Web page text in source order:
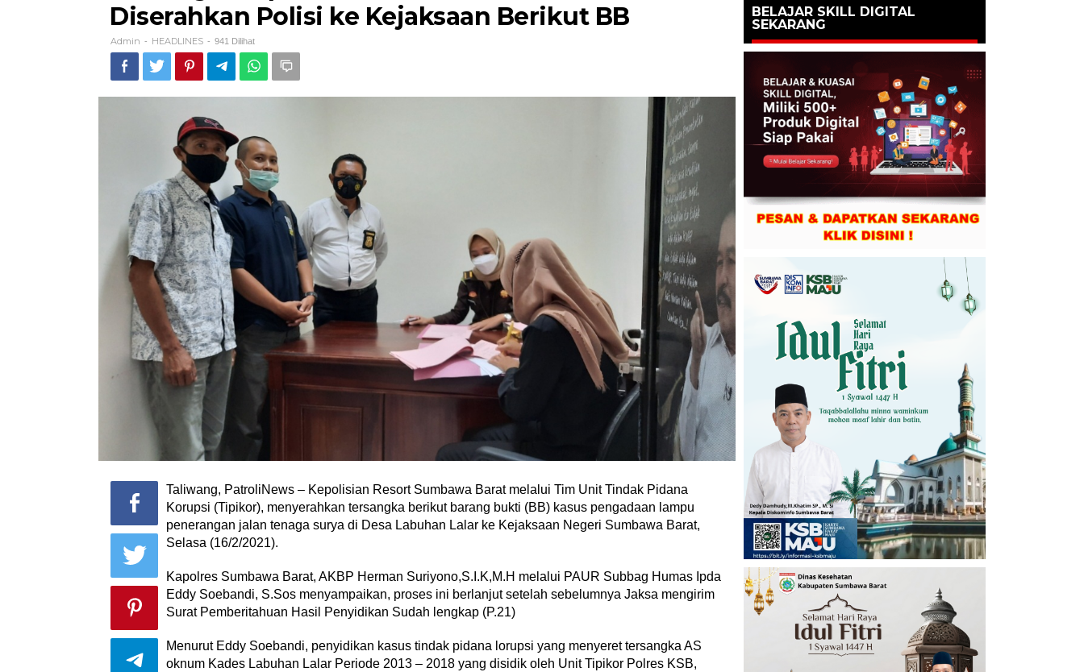
Diserahkan Polisi ke Kejaksaan Berikut BB
Admin - HEADLINES - 941 Dilihat
Taliwang, PatroliNews – Kepolisian Resort Sumbawa Barat melalui Tim Unit Tindak Pidana
Korupsi (Tipikor), menyerahkan tersangka berikut barang bukti (BB) kasus pengadaan lampu
penerangan jalan tenaga surya di Desa Labuhan Lalar ke Kejaksaan Negeri Sumbawa Barat,
Selasa (16/2/2021).
Kapolres Sumbawa Barat, AKBP Herman Suriyono,S.I.K,M.H melalui PAUR Subbag Humas Ipda
Eddy Soebandi, S.Sos menyampaikan, proses ini berlanjut setelah sebelumnya Jaksa mengirim
Surat Pemberitahuan Hasil Penyidikan Sudah lengkap (P.21)
Menurut Eddy Soebandi, penyidikan kasus tindak pidana lorupsi yang menyeret tersangka AS
oknum Kades Labuhan Lalar Periode 2013 – 2018 yang disidik oleh Unit Tipikor Polres KSB,
BELAJAR SKILL DIGITAL
SEKARANG